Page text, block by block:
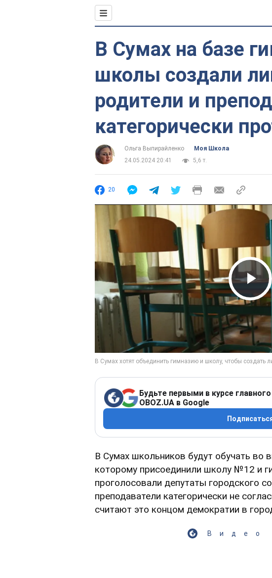
В Сумах на базе
школы создали
родители и
категорически
Ольга Выпирайленко
Моя Школа
24.05.2024 20:41
5,6 т.
20
Будьте первыми в курсе
OBOZ.UA в Google
В Сумах школьников будут обучать
которому присоединили школу №12 и
проголосовали депутаты городского
преподаватели категорически не
считают это концом демократии в
Видео